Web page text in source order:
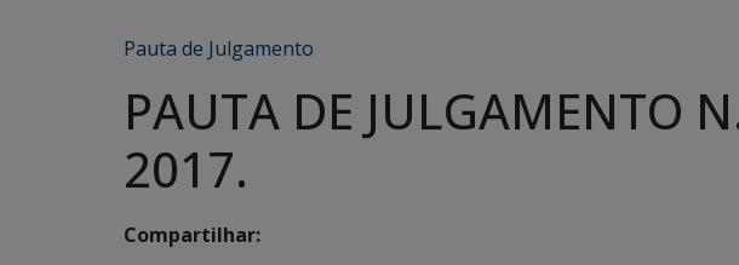
Pauta de Julgamento
PAUTA DE JULGAMENTO
2017.
Compartilhar: